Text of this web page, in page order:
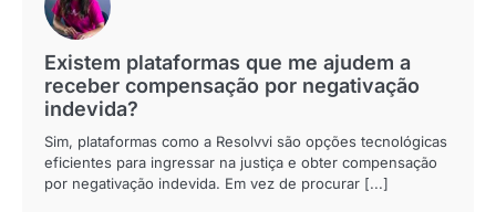
Existem plataformas que me ajudem a
receber compensação por negativação
indevida?
Sim, plataformas como a Resolvvi são opções tecnológicas
eficientes para ingressar na justiça e obter compensação
por negativação indevida. Em vez de procurar [...]